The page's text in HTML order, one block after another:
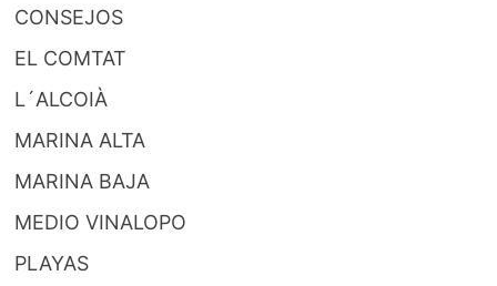
CONSEJOS
EL COMTAT
L´ALCOIÀ
MARINA ALTA
MARINA BAJA
MEDIO VINALOPO
PLAYAS